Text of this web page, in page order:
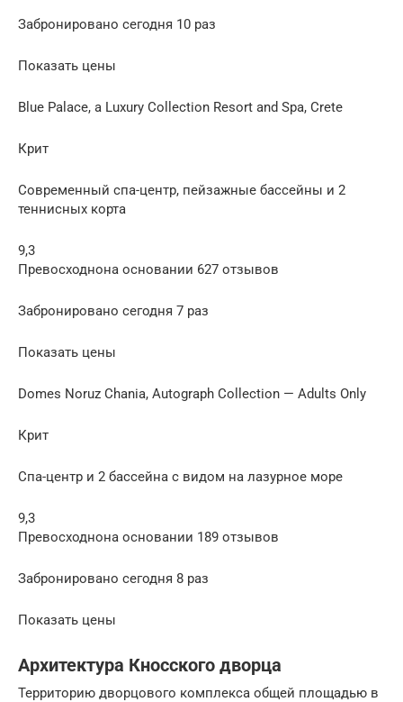
Забронировано сегодня 10 раз
Показать цены
Blue Palace, a Luxury Collection Resort and Spa, Crete
Крит
Современный спа-центр, пейзажные бассейны и 2
теннисных корта
9,3
Превосходнона основании 627 отзывов
Забронировано сегодня 7 раз
Показать цены
Domes Noruz Chania, Autograph Collection — Adults Only
Крит
Спа-центр и 2 бассейна с видом на лазурное море
9,3
Превосходнона основании 189 отзывов
Забронировано сегодня 8 раз
Показать цены
Архитектура Кносского дворца
Территорию дворцового комплекса общей площадью в